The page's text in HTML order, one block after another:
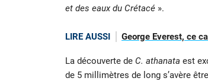
et des eaux du Crétacé».
LIRE AUSSI George Everest, ce
La découverte de C. athanata est
de 5 millimètres de long s’avère